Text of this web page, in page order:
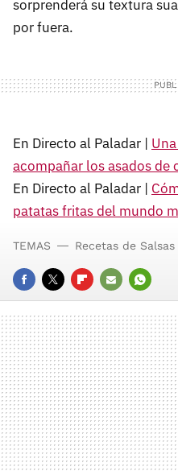
sorprenderá su textura
por fuera.
En Directo al Paladar |
acompañar los asados de
En Directo al Paladar |
patatas fritas del mundo
FACEBOOK
TWITTERFLIPBOARD
E-
MAIL
TEMAS Recetas de